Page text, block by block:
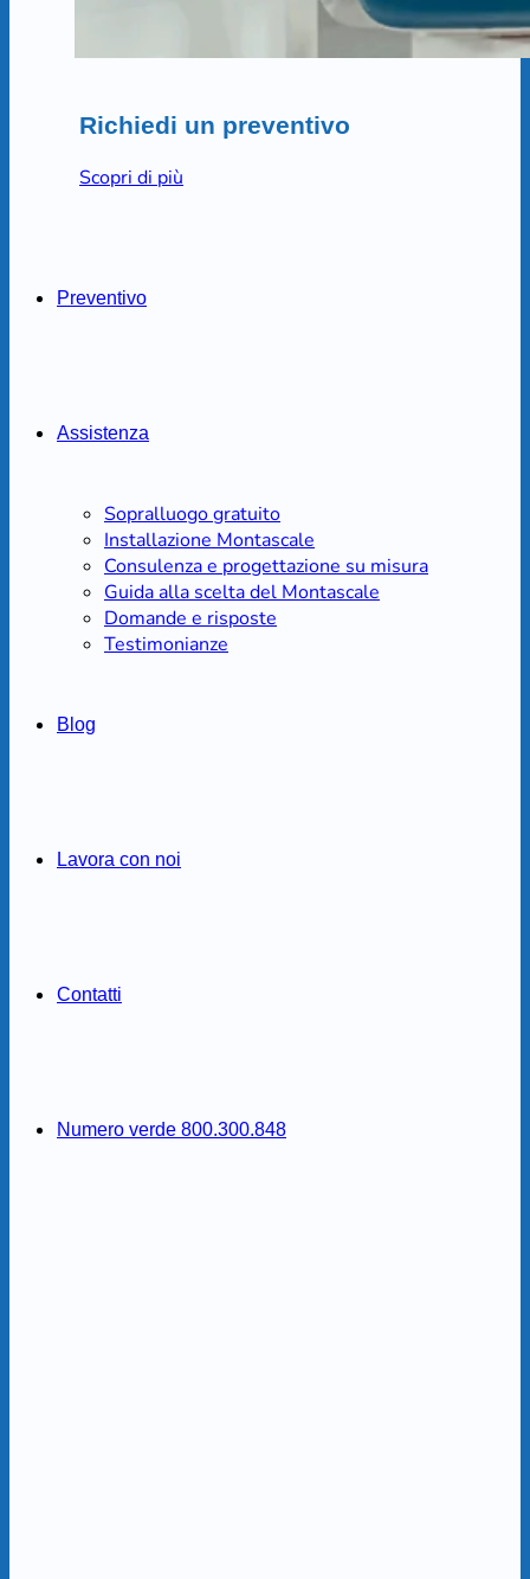
Richiedi un preventivo
Scopri di più
Preventivo
Assistenza
Sopralluogo gratuito
Installazione Montascale
Consulenza e progettazione su misura
Guida alla scelta del Montascale
Domande e risposte
Testimonianze
Blog
Lavora con noi
Contatti
Numero verde 800.300.848